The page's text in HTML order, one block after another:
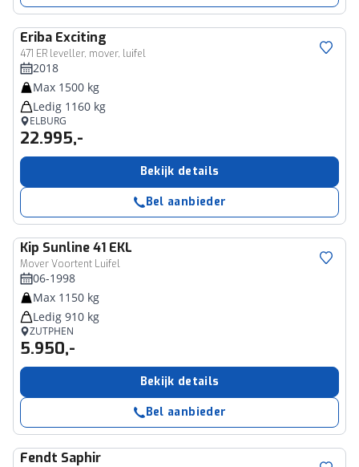
Eriba Exciting
471 ER leveller, mover, luifel
2018
Max 1500 kg
Ledig 1160 kg
ELBURG
22.995,-
Bekijk details
Bel aanbieder
Kip Sunline 41 EKL
Mover Voortent Luifel
06-1998
Max 1150 kg
Ledig 910 kg
ZUTPHEN
5.950,-
Bekijk details
Bel aanbieder
Fendt Saphir